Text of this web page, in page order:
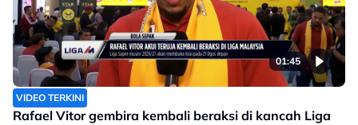
01:45
VIDEO TERKINI
Rafael Vitor gembira kembali beraksi di kancah Liga